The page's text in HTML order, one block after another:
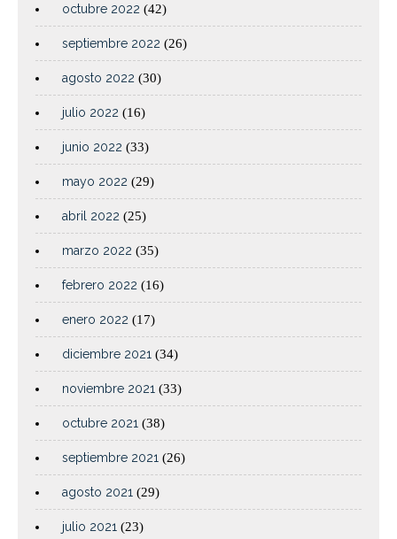
octubre 2022 (42)
septiembre 2022 (26)
agosto 2022 (30)
julio 2022 (16)
junio 2022 (33)
mayo 2022 (29)
abril 2022 (25)
marzo 2022 (35)
febrero 2022 (16)
enero 2022 (17)
diciembre 2021 (34)
noviembre 2021 (33)
octubre 2021 (38)
septiembre 2021 (26)
agosto 2021 (29)
julio 2021 (23)